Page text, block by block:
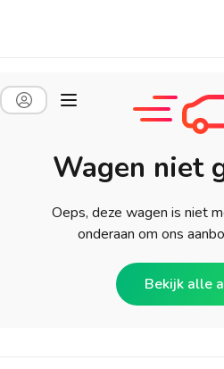
Wagen niet
Oeps, deze wagen is niet
onderaan om ons
Bekijk alle